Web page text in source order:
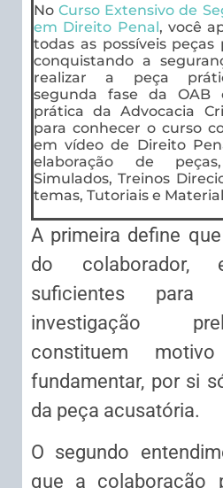
NoCurso Extensivo de
em Direito Penal, você
todas as possíveis peças
conquistando a
realizar a peça
segunda fase da
prática da Advocacia
para conhecer o curso
em vídeo de Direito
elaboração de
Simulados, Treinos
temas, Tutoriais e
A primeira define
do colaborador,
suficientes
investigação
constituem
fundamentar, por si
da peça acusatória.
O segundo
que a colaboração